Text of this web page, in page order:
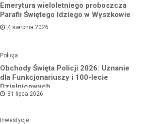
Emerytura wieloletniego proboszcza
Parafii Świętego Idziego w Wyszkowie
4 sierpnia 2026
Policja
Obchody Święta Policji 2026: Uznanie
dla Funkcjonariuszy i 100-lecie
Dzielnicowych
31 lipca 2026
Inwestycje